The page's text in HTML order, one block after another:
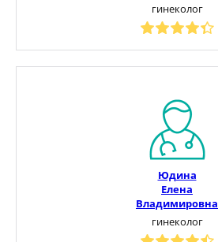
гинеколог
Юдина
Елена
Владимировна
гинеколог